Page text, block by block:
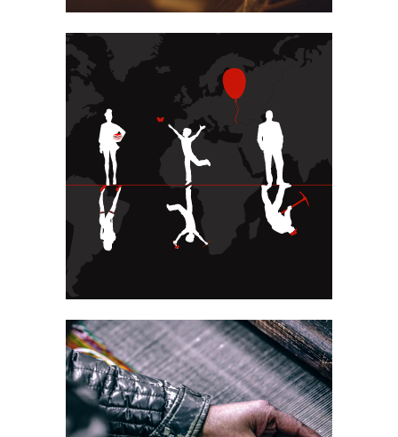
ACCOGLIENZA PER
DONNE VITTIME DI
TRATTA
GRAVE